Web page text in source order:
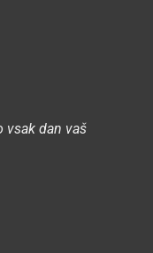
vsak dan vaš